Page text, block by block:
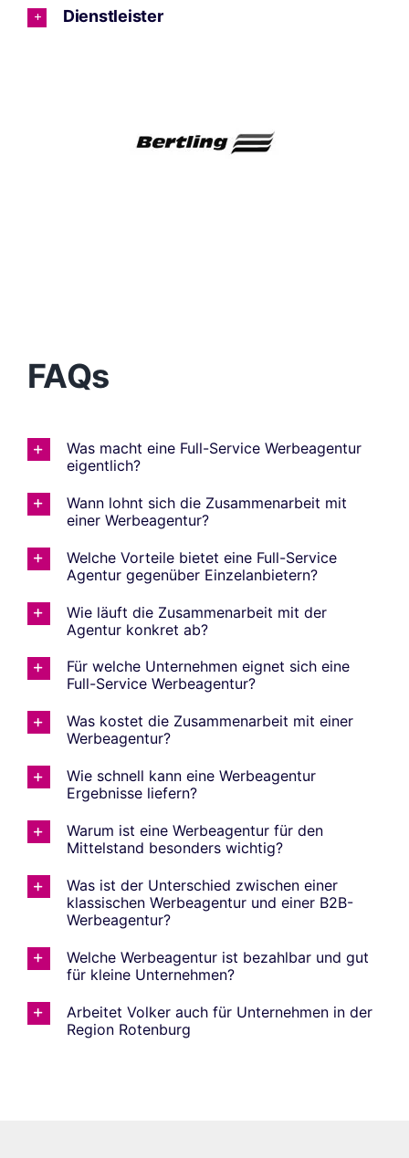
Dienstleister
FAQs
Was macht eine Full-Service Werbeagentur
eigentlich?
Wann lohnt sich die Zusammenarbeit mit
einer Werbeagentur?
Welche Vorteile bietet eine Full-Service
Agentur gegenüber Einzelanbietern?
Wie läuft die Zusammenarbeit mit der
Agentur konkret ab?
Für welche Unternehmen eignet sich eine
Full-Service Werbeagentur?
Was kostet die Zusammenarbeit mit einer
Werbeagentur?
Wie schnell kann eine Werbeagentur
Ergebnisse liefern?
Warum ist eine Werbeagentur für den
Mittelstand besonders wichtig?
Was ist der Unterschied zwischen einer
klassischen Werbeagentur und einer B2B-
Werbeagentur?
Welche Werbeagentur ist bezahlbar und gut
für kleine Unternehmen?
Arbeitet Volker auch für Unternehmen in der
Region Rotenburg